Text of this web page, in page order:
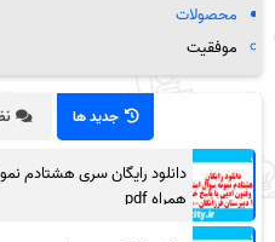
محصولات
موفقیت
جدید ها
دانلود رایگان سری هشتادم
همراه pdf